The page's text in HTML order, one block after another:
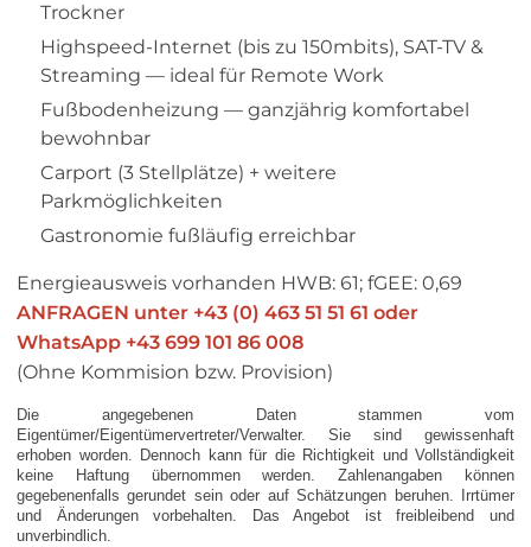
Trockner
Highspeed-Internet (bis zu 150mbits), SAT-TV &
Streaming — ideal für Remote Work
Fußbodenheizung — ganzjährig komfortabel
bewohnbar
Carport (3 Stellplätze) + weitere
Parkmöglichkeiten
Gastronomie fußläufig erreichbar
Energieausweis vorhanden HWB: 61; fGEE: 0,69
ANFRAGEN unter +43 (0) 463 51 51 61 oder
WhatsApp +43 699 101 86 008
(Ohne Kommision bzw. Provision)
Die angegebenen Daten stammen vom
Eigentümer/Eigentümervertreter/Verwalter. Sie sind gewissenhaft
erhoben worden. Dennoch kann für die Richtigkeit und Vollständigkeit
keine Haftung übernommen werden. Zahlenangaben können
gegebenenfalls gerundet sein oder auf Schätzungen beruhen. Irrtümer
und Änderungen vorbehalten. Das Angebot ist freibleibend und
unverbindlich.